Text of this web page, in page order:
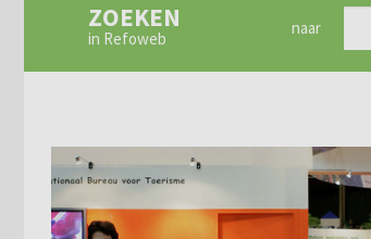
ZOEKEN
in Refoweb
naar